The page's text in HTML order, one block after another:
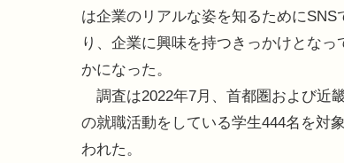
は企業のリアルな姿を知るためにSNS
り、企業に興味を持つきっかけとなっ
かになった。
調査は2022年7月、首都圏および近
の就職活動をしている学生444名を対
われた。